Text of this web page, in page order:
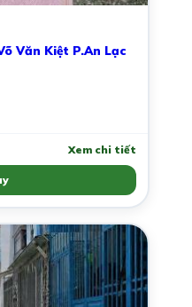
Văn Kiệt P.An Lạc
Xem chi tiết